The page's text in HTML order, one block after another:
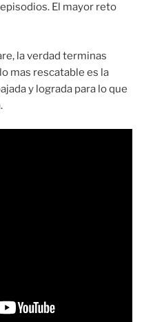
El mayor reto
la verdad terminas
mas rescatable es la
y lograda para lo que